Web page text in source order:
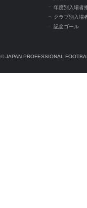
年度別入場者
クラブ別入場
記念ゴール
© JAPAN PROFESSIONAL